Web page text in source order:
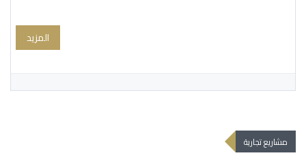
المزيد
مشاريع تجارية